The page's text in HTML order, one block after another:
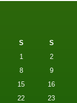
S
S
1
2
8
9
15
16
22
23